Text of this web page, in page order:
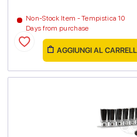
Non-Stock Item - Tempistica 10
Days from purchase
AGGIUNGI AL